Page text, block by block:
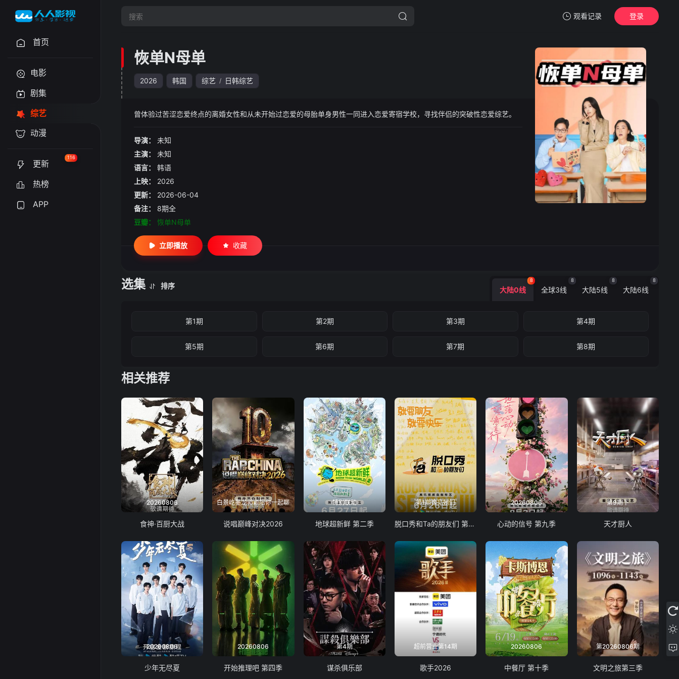
观看记录
暂无观看影片的记录
登录
首页
电影
剧集
综艺
动漫
更新
116
热榜
APP
恢单N母单
2026 韩国 综艺 / 日韩综艺
曾体验过苦涩恋爱终点的离婚女性和从未开始过恋爱的母胎单身男性一同进入恋爱寄宿学校，寻找伴侣的突破性恋爱综艺。 ​​​
导演：
未知
主演：
未知
语言：
韩语
上映：
2026
更新：
2026-06-04
备注：
8期全
豆瓣：
恢单N母单
立即播放 收藏
选集 排序 大陆0线
8
全球3线
8
大陆5线
8
大陆6线
8
第1期 第2期 第3期 第4期
第5期 第6期 第7期 第8期
相关推荐
20260806
食神·百厨大战
白景屹墨龙郭颖陪你一起聊
说唱巅峰对决2026
特别联动
地球超新鲜 第二季
第1期豫见她们
脱口秀和Ta的朋友们 第三季
20260806
心动的信号 第九季
第9期下
天才厨人
20260806
少年无尽夏
20260806
开始推理吧 第四季
第4期
谋杀俱乐部
超前营业第14期
歌手2026
20260806
中餐厅 第十季
第20260806期
文明之旅第三季